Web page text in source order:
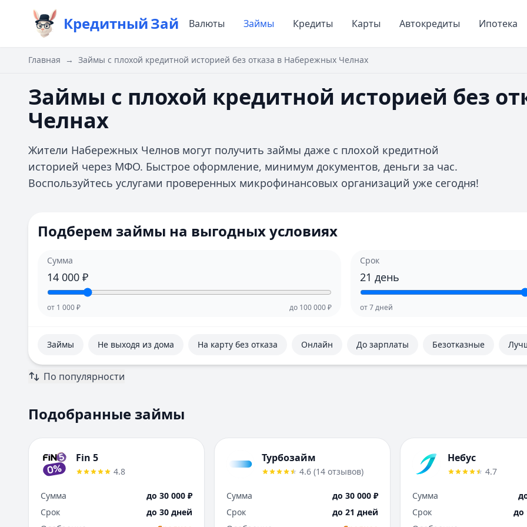
КредитныйЗай Валюты Займы Кредиты Карты Автокредиты Ипотека
Главная → Займы с плохой кредитной историей без отказа в Набережных Челнах
Займы с плохой кредитной историей без
Челнах
Жители Набережных Челнов могут получить займы даже с плохой кредитной
историей через МФО. Быстрое оформление, минимум документов, деньги за час.
Воспользуйтесь услугами проверенных микрофинансовых организаций уже сегодня!
Подберем займы на выгодных условиях
Сумма
14 000 ₽
от 1 000₽ до 100 000₽
Срок
21 день
от7дней
Займы Не выходя из дома На карту без отказа Онлайн До зарплаты Безотказные
По популярности
Подобранные займы
Fin 5
4.8
Сумма
до 30 000 ₽
Срок
до 30 дней
Турбозайм
4.6 (14 отзывов)
Сумма
до 30 000 ₽
Срок
до 21 дней
Небус
4.7
Сумма
Срок
до